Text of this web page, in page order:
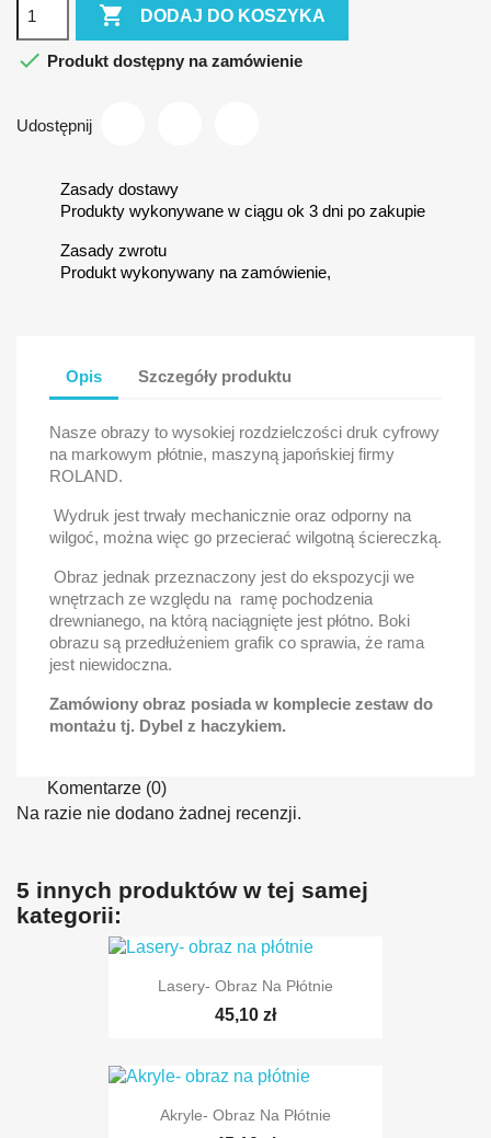
 DODAJ DO KOSZYKA
 Produkt dostępny na zamówienie
Udostępnij
Zasady dostawy
Produkty wykonywane w ciągu ok 3 dni po zakupie
Zasady zwrotu
Produkt wykonywany na zamówienie,
Opis Szczegóły produktu
Nasze obrazy to wysokiej rozdzielczości druk cyfrowy
na markowym płótnie, maszyną japońskiej firmy
ROLAND.
Wydruk jest trwały mechanicznie oraz odporny na
wilgoć, można więc go przecierać wilgotną ściereczką.
Obraz jednak przeznaczony jest do ekspozycji we
wnętrzach ze względu na ramę pochodzenia
drewnianego, na którą naciągnięte jest płótno. Boki
obrazu są przedłużeniem grafik co sprawia, że rama
jest niewidoczna.
Zamówiony obraz posiada w komplecie zestaw do
montażu tj. Dybel z haczykiem.
Komentarze (0)
Na razie nie dodano żadnej recenzji.
5 innych produktów w tej samej
kategorii:
Lasery- Obraz Na Płótnie
45,10 zł
Akryle- Obraz Na Płótnie